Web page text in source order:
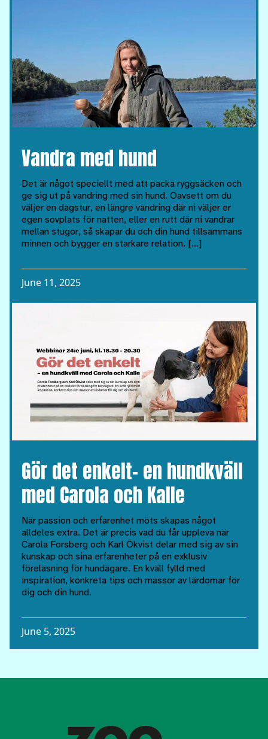
Vandra med hund
Det är något speciellt med att packa ryggsäcken och
ge sig ut på vandring med sin hund. Oavsett om du
väljer en dagstur, en längre vandring där ni väljer er
egen sovplats för natten, eller en rutt där ni vandrar
mellan stugor, så skapar du och din hund tillsammans
minnen och bygger en starkare relation. […]
June 11, 2025
Gör det enkelt– en hundkväll
med Carola och Kalle
När passion och erfarenhet möts skapas något
alldeles extra. Det är precis vad du får uppleva när
Carola Forsberg och Karl Ökvist delar med sig av sin
kunskap och sina erfarenheter på en exklusiv
föreläsning för hundägare. En kväll fylld med
inspiration, konkreta tips och massor av lärdomar för
dig och din hund.
June 5, 2025